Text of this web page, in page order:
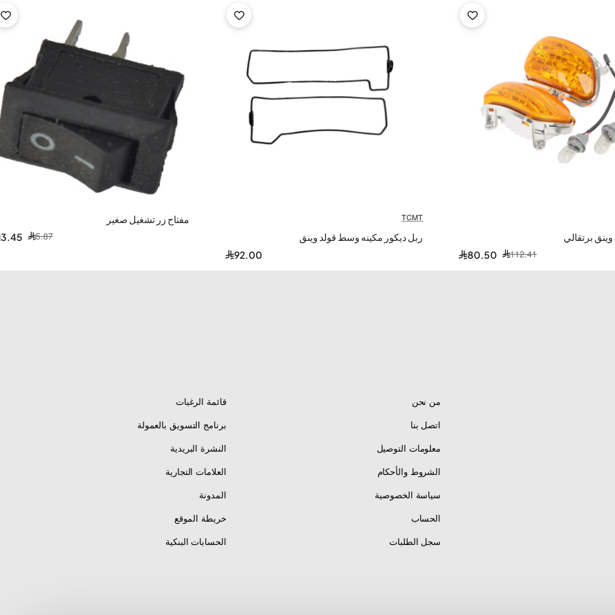
Honda Goldwing
Honda Interceptor
Honda Interceptor
Honda NT700V
Honda ST1100
برتقالي
80.50
112.41
TCMT
ربل ديكور مكينه وسط قولد وينق
92.00
-41%
مفتاح زر تشغيل صغير
3.45
5.87
من نحن
اتصل بنا
معلومات التوصيل
الشروط والأحكام
سياسة الخصوصية
الحساب
سجل الطلبات
قائمة الرغبات
برنامج التسويق بالعمولة
النشرة البريدية
العلامات التجارية
المدونة
خريطة الموقع
الحسابات البنكية